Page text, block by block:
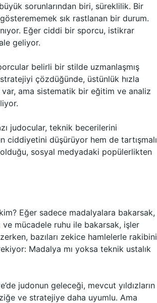
sorunlarından biri, süreklilik. Bir
sık rastlanan bir durum.
Eğer ciddi bir sporcu, istikrar
geliyor.
belirli bir stilde uzmanlaşmış
çözdüğünde, üstünlük hızla
ama sistematik bir eğitim ve analiz
judocular, teknik becerilerini
ciddiyetini düşürüyor hem de tartışmalı
olduğu, sosyal medyadaki popülerlikten
Eğer sadece madalyalara bakarsak,
ve mücadele ruhu ile bakarsak, işler
bazıları zekice hamlelerle rakibini
Madalya mı yoksa teknik ustalık
judonun geleceği, mevcut yıldızların
ve stratejiye daha uyumlu. Ama